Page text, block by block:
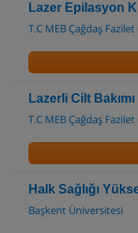
Lazer Epilasyon
T.C MEB Çağdaş
Lazerli Cilt
T.C MEB Çağdaş
Halk Sağlığı
Başkent Üniversitesi